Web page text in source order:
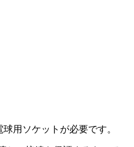
ソケットが必要です。